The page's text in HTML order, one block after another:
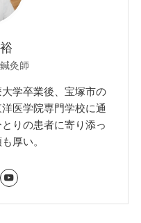
灸師
学卒業後、宝塚市の
医学院専門学校に通
りの患者に寄り添っ
厚い。